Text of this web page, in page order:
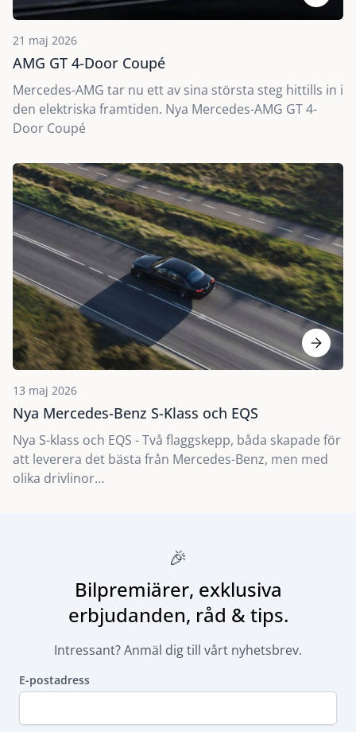
21 maj 2026
AMG GT 4-Door Coupé
Mercedes-AMG tar nu ett av sina största steg hittills in i
den elektriska framtiden. Nya Mercedes-AMG GT 4-
Door Coupé
13 maj 2026
Nya Mercedes-Benz S-Klass och EQS
Nya S-klass och EQS - Två flaggskepp, båda skapade för
att leverera det bästa från Mercedes-Benz, men med
olika drivlinor…
🎉
Bilpremiärer, exklusiva
erbjudanden, råd & tips.
Intressant? Anmäl dig till vårt nyhetsbrev.
E-postadress